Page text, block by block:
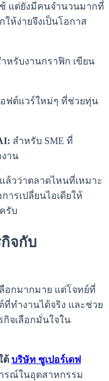
แต่ยังมีคนจำนวนมากที่
ให้ง่ายจึงเป็นโอกาส
หรับงานกราฟิก เขียน
ฟต์แวร์ใหม่ๆ ที่ช่วยทุ่น
สำหรับ SME ที่
าน
วว่าตลาดไหนที่เหมาะ
รเปลี่ยนไอเดียให้
รับ
จกับ
อกมากมาย แต่โจทย์ที่
ที่ทำงานได้จริง และช่วย
กิจเลือกมั่นใจใน
ต้ บริษัท ซูเปอร์เดฟ
รณ์ในอุตสาหกรรม